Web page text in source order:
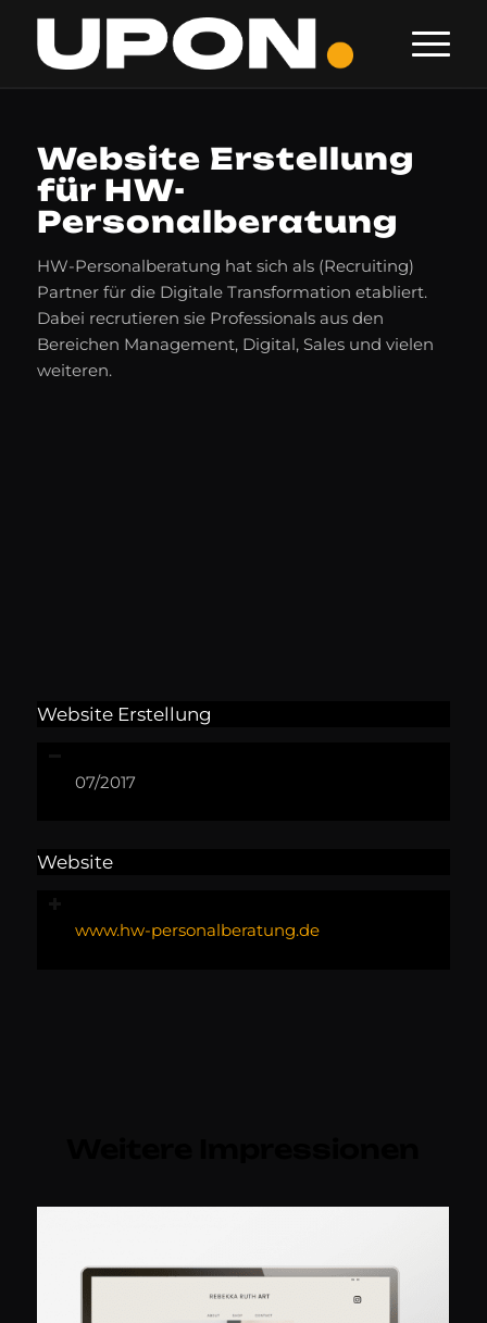
Website Erstellung
für HW-
Personalberatung
HW-Personalberatung hat sich als (Recruiting)
Partner für die Digitale Transformation etabliert.
Dabei recrutieren sie Professionals aus den
Bereichen Management, Digital, Sales und vielen
weiteren.
Website Erstellung
07/2017
Website
www.hw-personalberatung.de